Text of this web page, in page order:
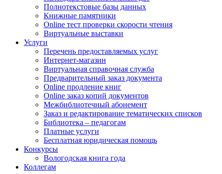
Полнотекстовые базы данных
Книжные памятники
Online тест проверки скорости чтения
Виртуальные выставки
Услуги
Перечень предоставляемых услуг
Интернет-магазин
Виртуальная справочная служба
Предварительный заказ документа
Online продление книг
Online заказ копий документов
Межбиблиотечный абонемент
Заказ и редактирование тематических списков
Библиотека – педагогам
Платные услуги
Бесплатная юридическая помощь
Конкурсы
Вологодская книга года
Коллегам